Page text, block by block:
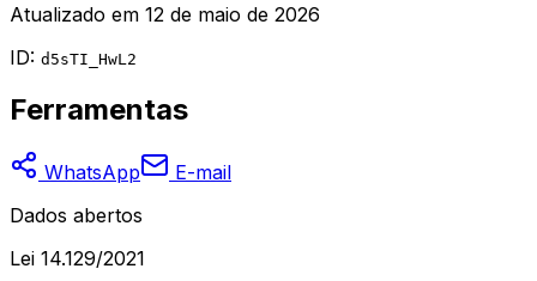
Atualizado em 12 de maio de 2026
ID: d5sTI_HwL2
Ferramentas
WhatsApp
E-mail
Dados abertos
Lei 14.129/2021